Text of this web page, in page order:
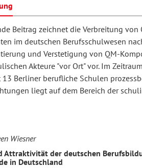
und
Zeitschrift für
Beitrag zeichnet die Verbreitung von
im deutschen Berufsschulwesen
und Verstetigung von QM-
Akteure "vor Ort" vor. Im
13 Berliner berufliche Schulen
liegt auf dem Bereich der
Wiesner
Attraktivität der deutschen
in Deutschland